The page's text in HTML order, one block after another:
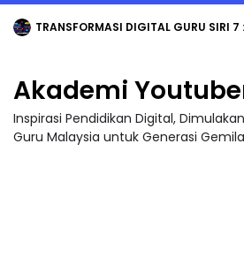
TRANSFORMASI DIGITAL GURU SIRI 7 : PAHLAWAN DIGITAL
Akademi
Inspirasi Pendidikan Digital,
Guru Malaysia untuk Generasi